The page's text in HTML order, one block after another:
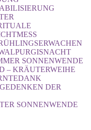
SONNENWENDE
– KRÄUTERWEIHE
DER
SONNENWENDE